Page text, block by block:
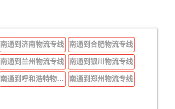
南通到济南物流专线 南通到合肥物流专线
南通到兰州物流专线 南通到银川物流专线
南通到呼和浩特物流专线 南通到郑州物流专线